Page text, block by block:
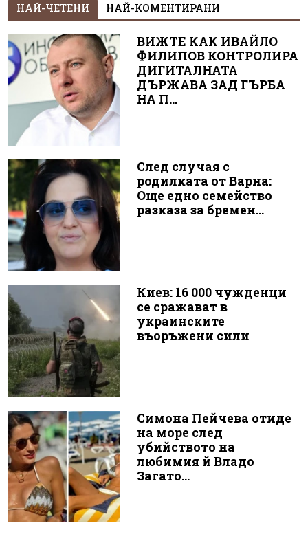
НАЙ-ЧЕТЕНИ НАЙ-КОМЕНТИРАНИ
ВИЖТЕ КАК ИВАЙЛО
ФИЛИПОВ КОНТРОЛИРА
ДИГИТАЛНАТА
ДЪРЖАВА ЗАД ГЪРБА
НА П...
След случая с
родилката от Варна:
Още едно семейство
разказа за бремен...
Киев: 16 000 чужденци
се сражават в
украинските
въоръжени сили
Симона Пейчева отиде
на море след
убийството на
любимия й Владо
Загато...